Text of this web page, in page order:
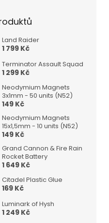
Land Raider
1 799 Kč
Terminator Assault Squad
1 299 Kč
Neodymium Magnets
3x1mm - 50 units (N52)
149 Kč
Neodymium Magnets
15x1,5mm - 10 units (N52)
149 Kč
Grand Cannon & Fire Rain
Rocket Battery
1 649 Kč
Citadel Plastic Glue
169 Kč
Luminark of Hysh
1 249 Kč